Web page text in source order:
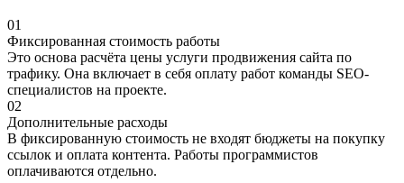
01
Фиксированная стоимость работы
Это основа расчёта цены услуги продвижения сайта по
трафику. Она включает в себя оплату работ команды SEO-
специалистов на проекте.
02
Дополнительные расходы
В фиксированную стоимость не входят бюджеты на покупку
ссылок и оплата контента. Работы программистов
оплачиваются отдельно.